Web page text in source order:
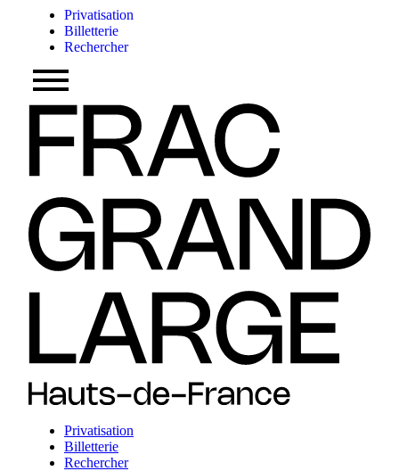
Privatisation
Billetterie
Rechercher
Privatisation
Billetterie
Rechercher